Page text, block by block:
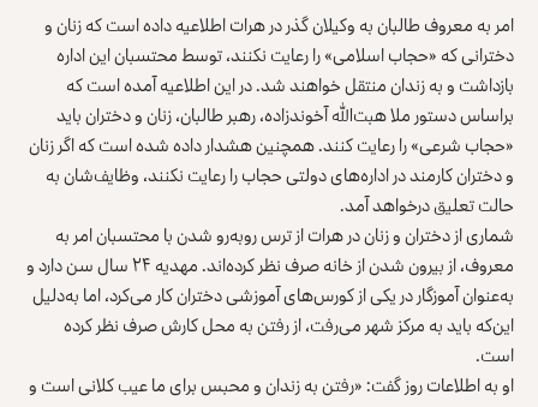
امر به معروف طالبان به وکیلان گذر در هرات اطلاعیه داده است که زنان و
دخترانی که «حجاب اسلامی» را رعایت نکنند، توسط محتسبان این اداره
بازداشت و به زندان منتقل خواهند شد. در این اطلاعیه آمده است که
براساس دستور ملا هبت‌الله آخوندزاده، رهبر طالبان، زنان و دختران باید
«حجاب شرعی» را رعایت کنند. همچنین هشدار داده شده است که اگر زنان
و دختران کارمند در اداره‌های دولتی حجاب را رعایت نکنند، وظایف‌شان به
حالت تعلیق درخواهد آمد.
شماری از دختران و زنان در هرات از ترس روبه‌رو شدن با محتسبان امر به
معروف، از بیرون شدن از خانه صرف نظر کرده‌اند. مهدیه ۲۴ سال سن دارد و
به‌عنوان آموزگار در یکی از کورس‌های آموزشی دختران کار می‌کرد، اما به‌دلیل
این‌که باید به مرکز شهر می‌رفت، از رفتن به محل کارش صرف نظر کرده
است.
او به اطلاعات روز گفت: «رفتن به زندان و محبس برای ما عیب کلانی است و